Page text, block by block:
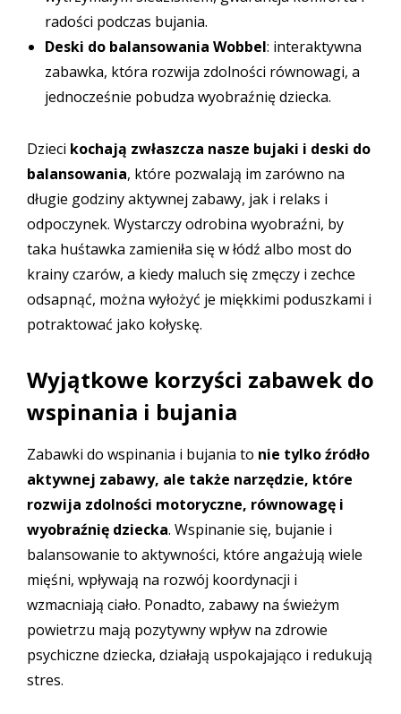
radości podczas bujania.
Deski do balansowania Wobbel: interaktywna
zabawka, która rozwija zdolności równowagi, a
jednocześnie pobudza wyobraźnię dziecka.
Dzieci kochają zwłaszcza nasze bujaki i deski do
balansowania, które pozwalają im zarówno na
długie godziny aktywnej zabawy, jak i relaks i
odpoczynek. Wystarczy odrobina wyobraźni, by
taka huśtawka zamieniła się w łódź albo most do
krainy czarów, a kiedy maluch się zmęczy i zechce
odsapnąć, można wyłożyć je miękkimi poduszkami i
potraktować jako kołyskę.
Wyjątkowe korzyści zabawek do
wspinania i bujania
Zabawki do wspinania i bujania to nie tylko źródło
aktywnej zabawy, ale także narzędzie, które
rozwija zdolności motoryczne, równowagę i
wyobraźnię dziecka. Wspinanie się, bujanie i
balansowanie to aktywności, które angażują wiele
mięśni, wpływają na rozwój koordynacji i
wzmacniają ciało. Ponadto, zabawy na świeżym
powietrzu mają pozytywny wpływ na zdrowie
psychiczne dziecka, działają uspokajająco i redukują
stres.